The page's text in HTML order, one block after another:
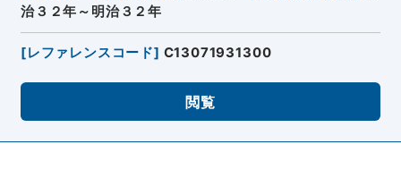
治３２年～明治３２年
[レファレンスコード] C13071931300
閲覧